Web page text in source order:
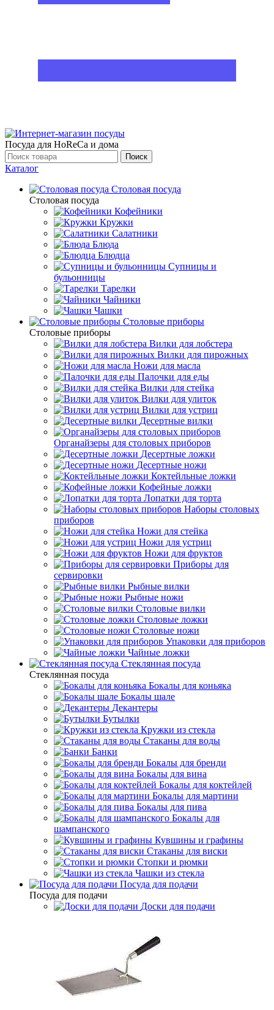
Посуда для HoReCa и дома
Поиск
Каталог
Столовая посуда
Столовая посуда
Кофейники
Кружки
Салатники
Блюда
Блюдца
Супницы и
бульонницы
Тарелки
Чайники
Чашки
Cтоловые приборы
Cтоловые приборы
Вилки для лобстера
Вилки для пирожных
Ножи для масла
Палочки для еды
Вилки для стейка
Вилки для улиток
Вилки для устриц
Десертные вилки
Органайзеры для столовых приборов
Десертные ложки
Десертные ножи
Коктейльные ложки
Кофейные ложки
Лопатки для торта
Наборы столовых
приборов
Ножи для стейка
Ножи для устриц
Ножи для фруктов
Приборы для
сервировки
Рыбные вилки
Рыбные ножи
Столовые вилки
Столовые ложки
Столовые ножи
Упаковки для приборов
Чайные ложки
Стеклянная посуда
Стеклянная посуда
Бокалы для коньяка
Бокалы шале
Декантеры
Бутылки
Кружки из стекла
Стаканы для воды
Банки
Бокалы для бренди
Бокалы для вина
Бокалы для коктейлей
Бокалы для мартини
Бокалы для пива
Бокалы для
шампанского
Кувшины и графины
Стаканы для виски
Стопки и рюмки
Чашки из стекла
Посуда для подачи
Посуда для подачи
Доски для подачи